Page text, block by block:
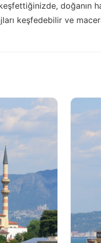
doğanın
keşfedebilir ve